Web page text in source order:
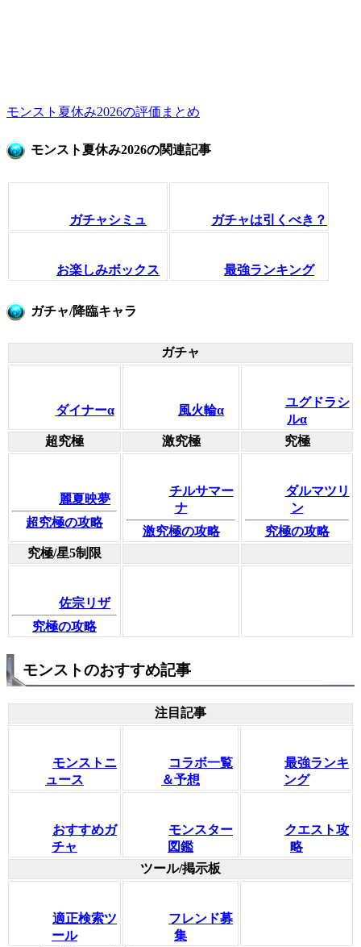
モンスト夏休み2026の評価まとめ
モンスト夏休み2026の関連記事
ガチャシミュ ガチャは引くべき？
お楽しみボックス 最強ランキング
ガチャ/降臨キャラ
ガチャ
ダイナーα 風火輪α
ユグドラシ
ルα
超究極
激究極 究極
麗夏映夢
超究極の攻略
チルサマー
ナ
激究極の攻略
ダルマツリ
ン
究極の攻略
究極/星5制限
佐宗リザ
究極の攻略
モンストのおすすめ記事
注目記事
モンストニ
ュース
コラボ一覧
＆予想
最強ランキ
ング
おすすめガ
チャ
モンスター
図鑑
クエスト攻
略
ツール/掲示板
適正検索ツ
ール
フレンド募
集